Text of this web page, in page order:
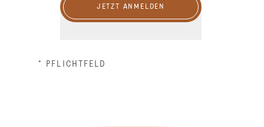
JETZT ANMELDEN
* PFLICHTFELD